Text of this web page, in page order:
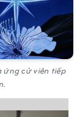
ứng cử viên tiếp